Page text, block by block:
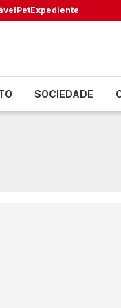
PetExpediente
SOCIEDADE